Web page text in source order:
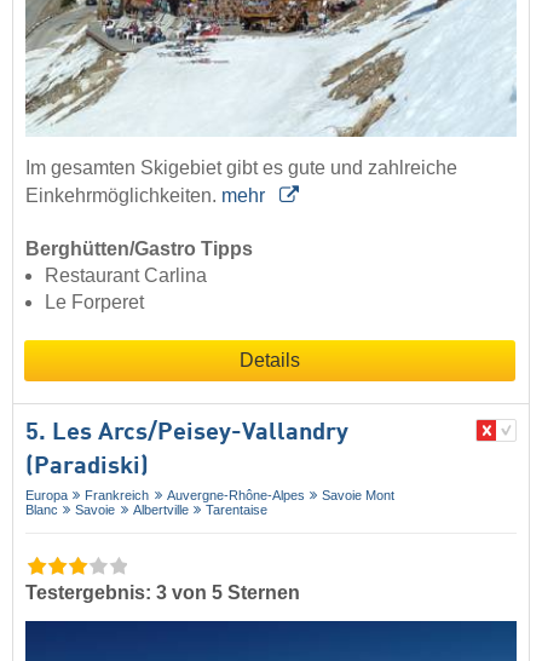
Im gesamten Skigebiet gibt es gute und zahlreiche
Einkehrmöglichkeiten. mehr
Berghütten/Gastro Tipps
Restaurant Carlina
Le Forperet
Details
5. Les Arcs/​Peisey-Vallandry
(Paradiski)
Europa Frankreich Auvergne-Rhône-Alpes
Savoie Mont
Blanc
Savoie Albertville Tarentaise
Testergebnis: 3 von 5 Sternen